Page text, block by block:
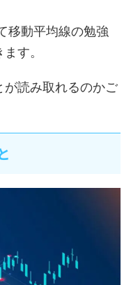
移動平均線の勉強
す。
読み取れるのかご